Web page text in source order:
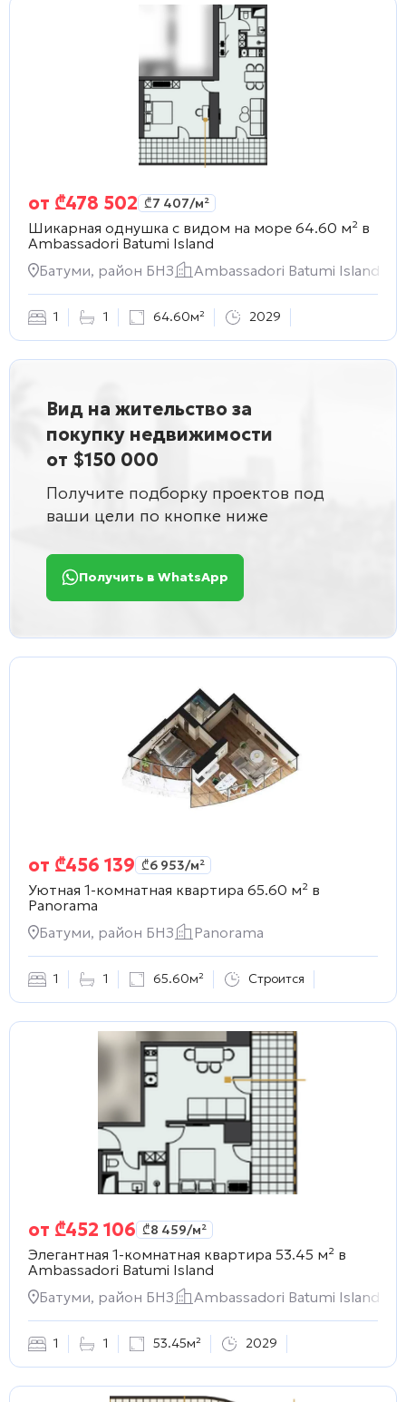
от ₾478 502 ₾7 407/м²
Шикарная однушка с видом на море 64.60 м² в
Ambassadori Batumi Island
Батуми, район БНЗ
Ambassadori Batumi Island
1 1 64.60м² 2029
Вид на жительство за
покупку недвижимости
от $150 000
Получите подборку проектов под
ваши цели по кнопке ниже
Получить в WhatsApp
от ₾456 139 ₾6 953/м²
Уютная 1-комнатная квартира 65.60 м² в
Panorama
Батуми, район БНЗ
Panorama
1 1 65.60м² Строится
от ₾452 106 ₾8 459/м²
Элегантная 1-комнатная квартира 53.45 м² в
Ambassadori Batumi Island
Батуми, район БНЗ
Ambassadori Batumi Island
1 1 53.45м² 2029